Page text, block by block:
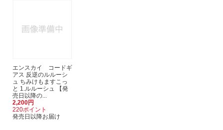
エンスカイ コードギ
アス 反逆のルルーシ
ュ ちみけもますこっ
と 1.ルルーシュ 【発
売日以降の...
2,200円
220ポイント
発売日以降お届け